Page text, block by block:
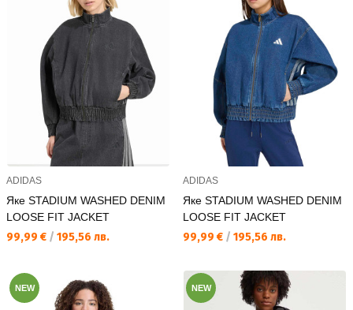
ADIDAS
Яке STADIUM WASHED DENIM
LOOSE FIT JACKET
Текуща цена:
99,99 € / 195,56 лв.
ADIDAS
Яке STADIUM WASHED DENIM
LOOSE FIT JACKET
Текуща цена:
99,99 € / 195,56 лв.
NEW NEW